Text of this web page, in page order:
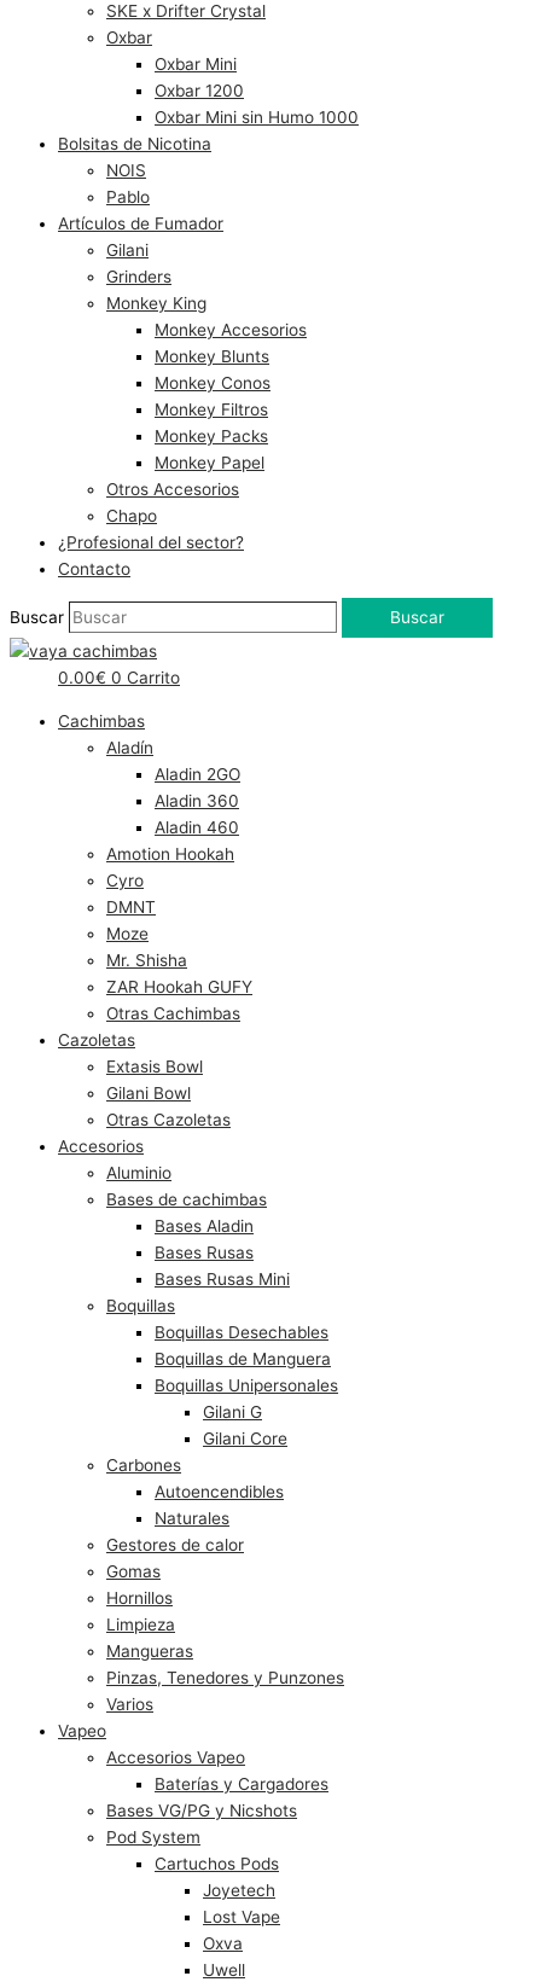
SKE x Drifter Crystal
Oxbar
Oxbar Mini
Oxbar 1200
Oxbar Mini sin Humo 1000
Bolsitas de Nicotina
NOIS
Pablo
Artículos de Fumador
Gilani
Grinders
Monkey King
Monkey Accesorios
Monkey Blunts
Monkey Conos
Monkey Filtros
Monkey Packs
Monkey Papel
Otros Accesorios
Chapo
¿Profesional del sector?
Contacto
Buscar Buscar
0.00€ 0 Carrito
Cachimbas
Aladín
Aladin 2GO
Aladin 360
Aladin 460
Amotion Hookah
Cyro
DMNT
Moze
Mr. Shisha
ZAR Hookah GUFY
Otras Cachimbas
Cazoletas
Extasis Bowl
Gilani Bowl
Otras Cazoletas
Accesorios
Aluminio
Bases de cachimbas
Bases Aladin
Bases Rusas
Bases Rusas Mini
Boquillas
Boquillas Desechables
Boquillas de Manguera
Boquillas Unipersonales
Gilani G
Gilani Core
Carbones
Autoencendibles
Naturales
Gestores de calor
Gomas
Hornillos
Limpieza
Mangueras
Pinzas, Tenedores y Punzones
Varios
Vapeo
Accesorios Vapeo
Baterías y Cargadores
Bases VG/PG y Nicshots
Pod System
Cartuchos Pods
Joyetech
Lost Vape
Oxva
Uwell